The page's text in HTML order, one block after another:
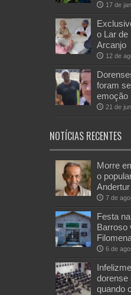
17 de
o Lar de
Arcanjo
12 de
foram
emoção
21 de
NOTÍCIAS RECENTES
Morre
o
Andertur
7 de
Festa
Barroso
6 de
dorense
quando